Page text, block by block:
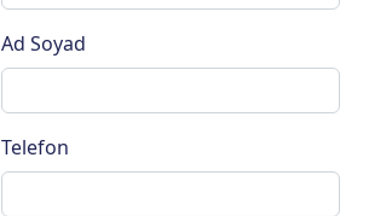
Ad Soyad
Telefon